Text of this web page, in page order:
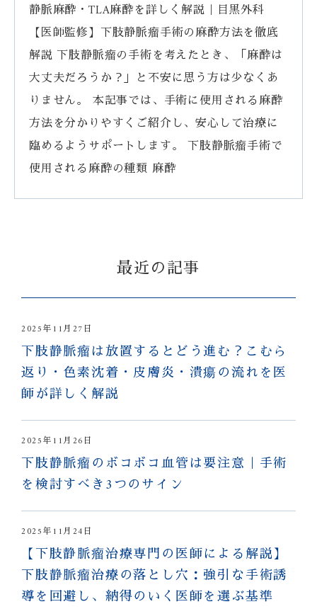
静脈麻酔・TLA麻酔を詳しく解説｜目黒外科
【医師監修】下肢静脈瘤手術の麻酔方法を徹底
解説 下肢静脈瘤の手術を考えたとき、「麻酔は
大丈夫だろうか？」と不安に思う方は少なくあ
りません。 本記事では、手術に使用される麻酔
方法を分かりやすくご紹介し、安心して治療に
臨めるようサポートします。 下肢静脈瘤手術で
使用される麻酔の種類 麻酔
最近の記事
2025年11月27日
下肢静脈瘤は放置するとどう進む？こむら
返り・色素沈着・皮膚炎・潰瘍の流れを医
師が詳しく解説
2025年11月26日
下肢静脈瘤のボコボコ血管は要注意｜手術
を検討すべき3つのサイン
2025年11月24日
【下肢静脈瘤治療専門の医師による解説】
下肢静脈瘤治療の落とし穴：強引な手術誘
導を回避し、納得のいく医師を選ぶ基準